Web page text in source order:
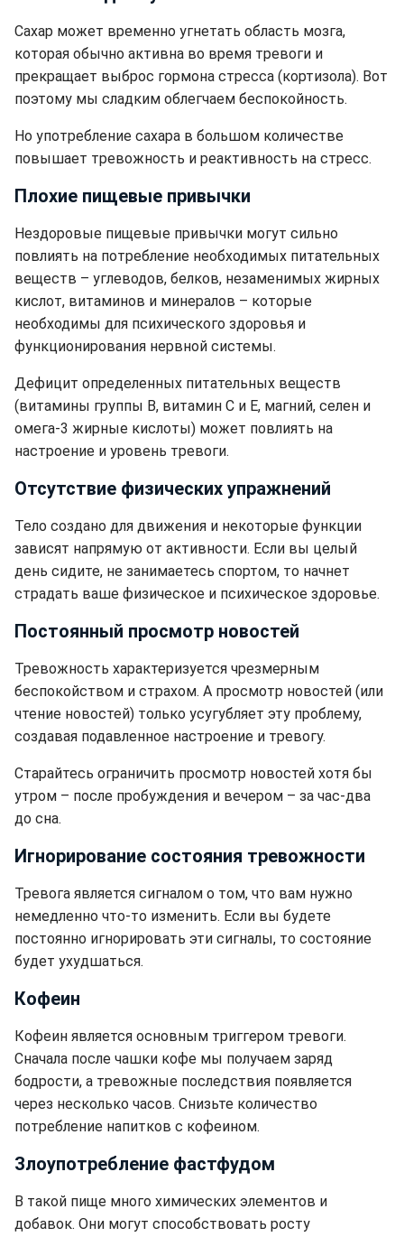
Сахар может временно угнетать область мозга,
которая обычно активна во время тревоги и
прекращает выброс гормона стресса (кортизола). Вот
поэтому мы сладким облегчаем беспокойность.
Но употребление сахара в большом количестве
повышает тревожность и реактивность на стресс.
Плохие пищевые привычки
Нездоровые пищевые привычки могут сильно
повлиять на потребление необходимых питательных
веществ – углеводов, белков, незаменимых жирных
кислот, витаминов и минералов – которые
необходимы для психического здоровья и
функционирования нервной системы.
Дефицит определенных питательных веществ
(витамины группы В, витамин С и Е, магний, селен и
омега-3 жирные кислоты) может повлиять на
настроение и уровень тревоги.
Отсутствие физических упражнений
Тело создано для движения и некоторые функции
зависят напрямую от активности. Если вы целый
день сидите, не занимаетесь спортом, то начнет
страдать ваше физическое и психическое здоровье.
Постоянный просмотр новостей
Тревожность характеризуется чрезмерным
беспокойством и страхом. А просмотр новостей (или
чтение новостей) только усугубляет эту проблему,
создавая подавленное настроение и тревогу.
Старайтесь ограничить просмотр новостей хотя бы
утром – после пробуждения и вечером – за час-два
до сна.
Игнорирование состояния тревожности
Тревога является сигналом о том, что вам нужно
немедленно что-то изменить. Если вы будете
постоянно игнорировать эти сигналы, то состояние
будет ухудшаться.
Кофеин
Кофеин является основным триггером тревоги.
Сначала после чашки кофе мы получаем заряд
бодрости, а тревожные последствия появляется
через несколько часов. Снизьте количество
потребление напитков с кофеином.
Злоупотребление фастфудом
В такой пище много химических элементов и
добавок. Они могут способствовать росту